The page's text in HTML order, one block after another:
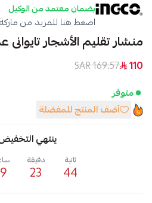
بضمان معتمد من الوكيل
اضغط هنا للمزيد من ماركة
منشار تقليم الأشجار تايوانى عمر
110
169.57 SAR
متوفر
أضف المنتج للمفضلة
ينتهي
44
ثانية
23
دقيقة